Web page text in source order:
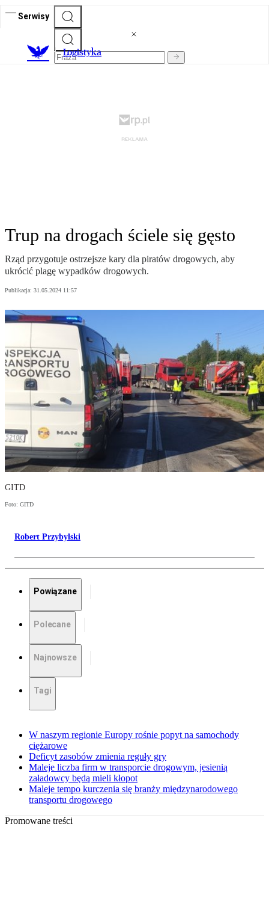
Serwisy
Logistyka
Trup na drogach ściele się gęsto
Rząd przygotuje ostrzejsze kary dla piratów drogowych, aby
ukrócić plagę wypadków drogowych.
Publikacja: 31.05.2024 11:57
GITD
Foto: GITD
Robert Przybylski
Powiązane
Polecane
Najnowsze
Tagi
W naszym regionie Europy rośnie popyt na samochody
ciężarowe
Deficyt zasobów zmienia reguły gry
Maleje liczba firm w transporcie drogowym, jesienią
załadowcy będą mieli kłopot
Maleje tempo kurczenia się branży międzynarodowego
transportu drogowego
Promowane treści